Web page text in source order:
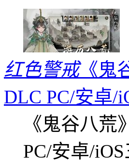
红色警戒《鬼
DLC PC/安卓/
《鬼谷八荒
PC/安卓/